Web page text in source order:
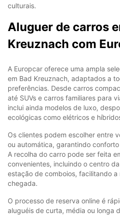
culturais.
Aluguer de carros
Kreuznach com
A Europcar oferece uma ampla
em Bad Kreuznach, adaptados a
preferências. Desde carros
até SUVs e carros familiares para
inclui ainda modelos de luxo,
ecológicas como elétricos e
Os clientes podem escolher entre
ou automática, garantindo
A recolha do carro pode ser feita
convenientes, incluindo o centro
estação de comboios, facilitando
chegada.
O processo de reserva online é
aluguéis de curta, média ou longa